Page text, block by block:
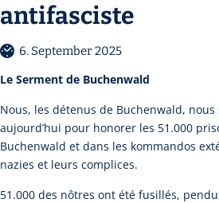
antifasciste
6. September 2025
Le Serment de Buchenwald
Nous, les détenus de Buchenwald, nous
aujourd’hui pour honorer les 51.000
Buchenwald et dans les kommandos
nazies et leurs complices.
51.000 des nôtres ont été fusillés,